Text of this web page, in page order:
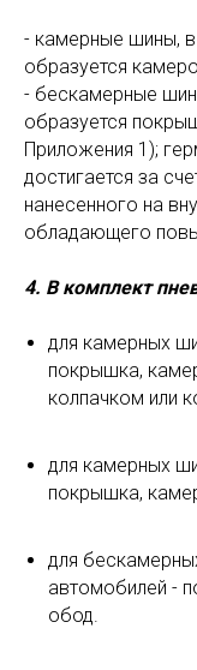
- камерные шины,
образуется
- бескамерные
образуется
Приложения 1);
достигается за
нанесенного на
обладающего
4. В комплект
для камерных
покрышка,
колпачком или
для камерных
покрышка,
для
автомобилей -
обод.